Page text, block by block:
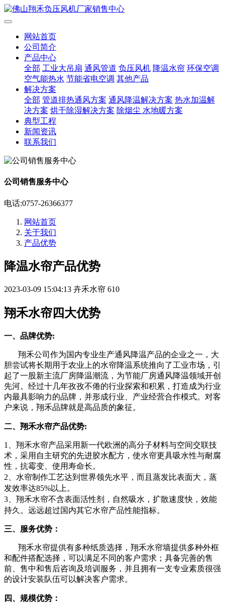
网站首页
公司简介
产品中心
全部 工业大吊扇 通风管道 负压风机 降温水帘 环保空调
空气能热水 节能省电空调 其他产品
解决方案
全部 管道排热通风方案 通风降温解决方案 热水加温解
决方案 烘干除湿解决方案 除烟尘 水地暖方案
典型工程
新闻资讯
联系我们
公司销售服务中心
电话:0757-26366377
网站首页
关于我们
产品优势
降温水帘产品优势
2023-03-09 15:04:13 卉禾水帘 610
翔禾水帘四大优势
一、品牌优势:
翔禾公司作为国内专业生产通风降温产品的企业之一，大
胆尝试将长期用于农业上的水帘降温系统推向了工业市场，引
起了一股新主流厂房降温潮流，为节能厂房通风降温领域开创
先河。经过十几年孜孜不倦的行业探索和积累，打造成为行业
内最具影响力的品牌，并形成行业、产业经营合作模式。对客
户来说，翔禾品牌就是高品质的象征。
二、翔禾水帘产品优势:
1、翔禾水帘产品采用新一代欧洲的高分子材料与空间交联技
术，采用自主研究的先进胶水配方，使水帘更具吸水性与耐腐
性，抗霉变、使用寿命长。
2、水帘制作工艺达到世界领先水平，而且蒸发比表面大，蒸
发效率达85%以上。
3、翔禾水帘不含表面活性剂，自然吸水，扩散速度快，效能
持久。远远超过国内其它水帘产品性能指标。
三、服务优势：
翔禾水帘提供有多种纸质选择，翔禾水帘墙提供多种外框
和配件搭配选择，可以满足不同的客户需求；具备完善的售
前、售中和售后咨询及培训服务，并且拥有一支专业素质很强
的设计安装队伍可以解决客户需求。
四、规模优势：